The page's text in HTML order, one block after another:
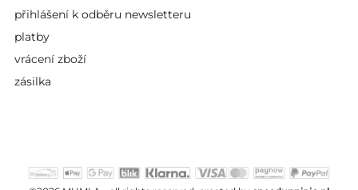
přihlášení k odběru newsletteru
platby
vrácení zboží
zásilka